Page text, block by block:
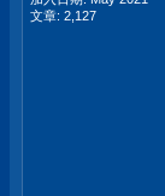
文章: 2,127